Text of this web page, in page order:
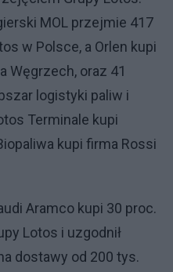
MOL przejmie 417
w Polsce, a Orlen kupi
Węgrzech, oraz 41
logistyki paliw i
Terminale kupi
kupi firma Rossi
Aramco kupi 30 proc.
Lotos i uzgodnił
dostawy od 200 tys.